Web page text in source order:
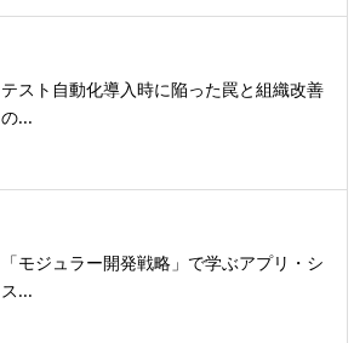
テスト自動化導入時に陥った罠と組織改善
の...
「モジュラー開発戦略」で学ぶアプリ・シ
ス...